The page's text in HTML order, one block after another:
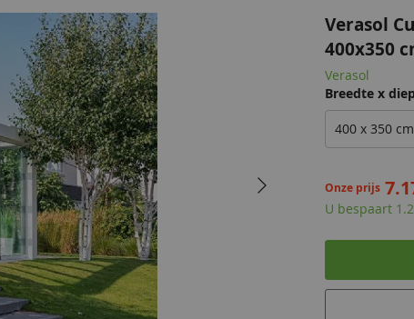
Verasol
400x350
Verasol
Breedte x
400 x 350 cm
Onze prijs
U bespaart